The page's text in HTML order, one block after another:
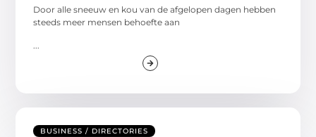
Door alle sneeuw en kou van de afgelopen dagen hebben
steeds meer mensen behoefte aan
BUSINESS / DIRECTORIES